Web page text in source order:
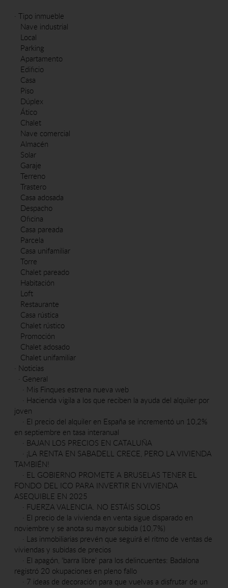
·Tipo inmueble
Nave industrial
Local
Parking
Apartamento
Edificio
Casa
Piso
Dúplex
Ático
Chalet
Nave comercial
Almacén
Solar
Garaje
Terreno
Trastero
Casa adosada
Despacho
Oficina
Casa pareada
Parcela
Casa unifamiliar
Torre
Chalet pareado
Habitación
Loft
Restaurante
Casa rústica
Chalet rústico
Promoción
Chalet adosado
Chalet unifamiliar
· Noticias
· General
· Mis Finques estrena nueva web
· Hacienda vigila a los que reciben la ayuda del alquiler por
joven
· El precio del alquiler en España se incrementó un 10,2%
en septiembre en tasa interanual
· BAJAN LOS PRECIOS EN CATALUÑA
· ¡LA RENTA EN SABADELL CRECE, PERO LA VIVIENDA
TAMBIÉN!
· EL GOBIERNO PROMETE A BRUSELAS TENER EL
FONDO DEL ICO PARA INVERTIR EN VIVIENDA
ASEQUIBLE EN 2025
· FUERZA VALENCIA. NO ESTÁIS SOLOS
· El precio de la vivienda en venta sigue disparado en
noviembre y se anota su mayor subida (10,7%)
· Las inmobiliarias prevén que seguirá el ritmo de ventas de
viviendas y subidas de precios
· El apagón, 'barra libre' para los delincuentes: Badalona
registró 20 okupaciones en pleno fallo
· 7 ideas de decoración para que vuelvas a disfrutar de un